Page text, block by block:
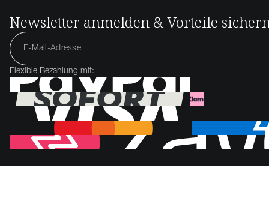
Newsletter anmelden & Vorteile
Flexible Bezahlung mit: